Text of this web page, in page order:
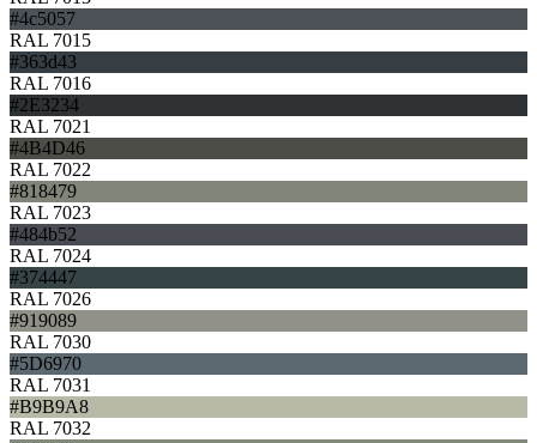
#4c5057
RAL 7015
#363d43
RAL 7016
#2E3234
RAL 7021
#4B4D46
RAL 7022
#818479
RAL 7023
#484b52
RAL 7024
#374447
RAL 7026
#919089
RAL 7030
#5D6970
RAL 7031
#B9B9A8
RAL 7032